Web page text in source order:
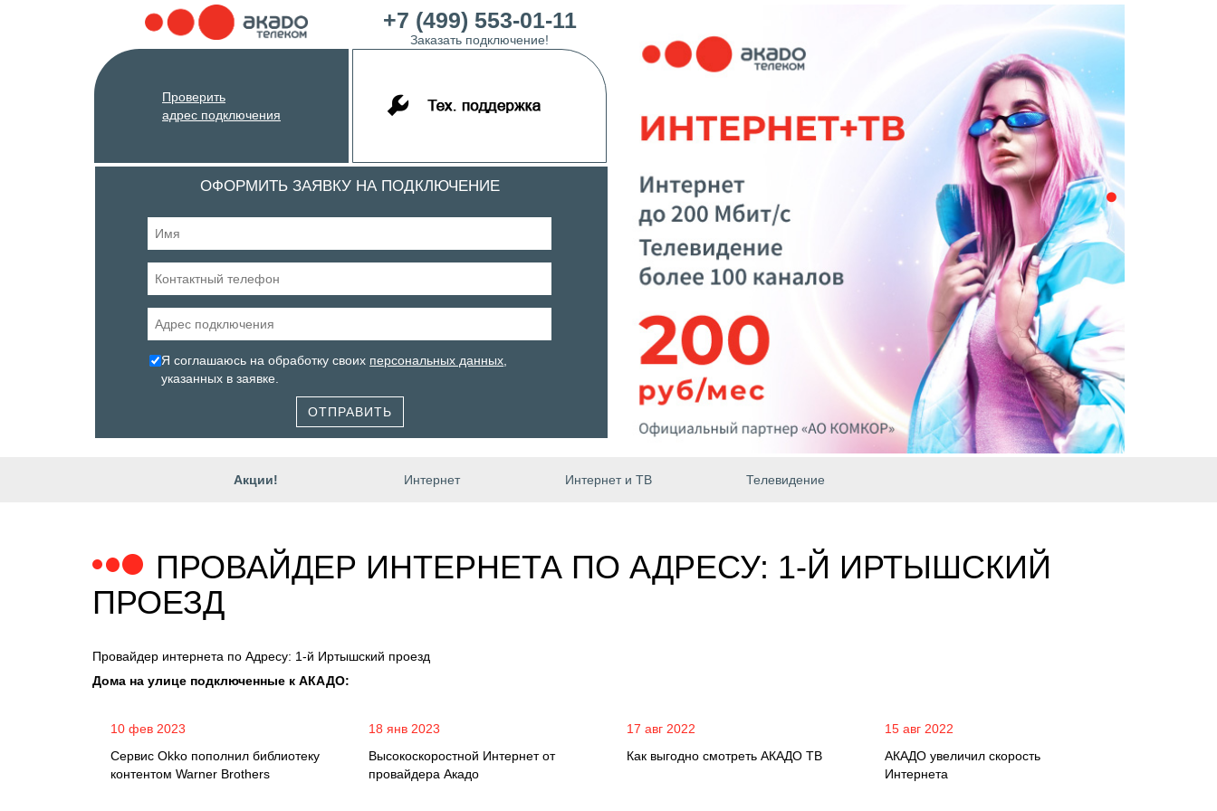
+7 (499) 553-01-11
Заказать подключение!
Проверить
адрес подключения
ОФОРМИТЬ ЗАЯВКУ НА ПОДКЛЮЧЕНИЕ
Я соглашаюсь на обработку своих персональных данных
указанных в заявке.
ОТПРАВИТЬ
Акции! Интернет Интернет и ТВ Телевидение
ПРОВАЙДЕР ИНТЕРНЕТА ПО АДРЕСУ: 1-Й ИРТЫШСКИЙ
ПРОЕЗД
Провайдер интернета по Адресу: 1-й Иртышский проезд
Дома на улице подключенные к АКАДО:
10 фев 2023
Сервис Okko пополнил библиотеку
контентом Warner Brothers
18 янв 2023
Высокоскоростной Интернет от
провайдера Акадо
17 авг 2022
Как выгодно смотреть АКАДО ТВ
15 авг 2022
АКАДО увеличил скорость
Интернета